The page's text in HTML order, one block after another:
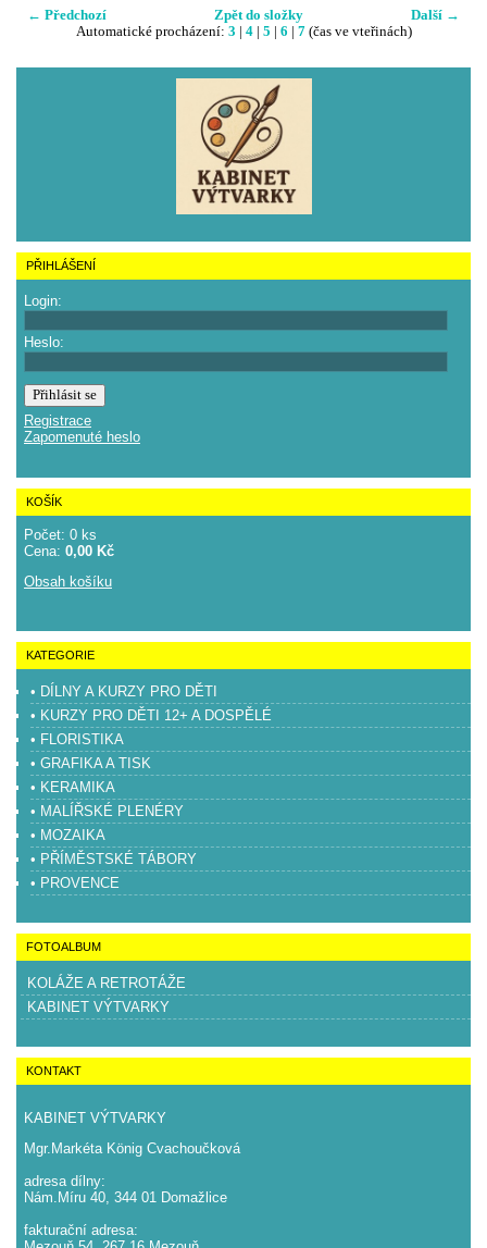
← Předchozí Další →
Zpět do složky
Automatické procházení: 3 4| 5 6 7(čas ve vteřinách)
PŘIHLÁŠENÍ
Login:
Heslo:
Registrace
Zapomenuté heslo
KOŠÍK
Počet: 0 ks
Cena: 0,00 Kč
Obsah košíku
KATEGORIE
• DÍLNY A KURZY PRO DĚTI
• KURZY PRO DĚTI 12+ A DOSPĚLÉ
• FLORISTIKA
• GRAFIKA A TISK
• KERAMIKA
• MALÍŘSKÉ PLENÉRY
• MOZAIKA
• PŘÍMĚSTSKÉ TÁBORY
• PROVENCE
FOTOALBUM
KOLÁŽE A RETROTÁŽE
KABINET VÝTVARKY
KONTAKT
KABINET VÝTVARKY
Mgr.Markéta König Cvachoučková
adresa dílny:
Nám.Míru 40, 344 01 Domažlice
fakturační adresa: